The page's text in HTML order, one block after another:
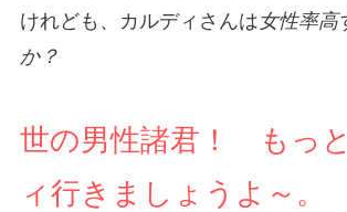
けれども、カルディさんは女性率高
か？
世の男性諸君！ もっ
ィ行きましょうよ～。